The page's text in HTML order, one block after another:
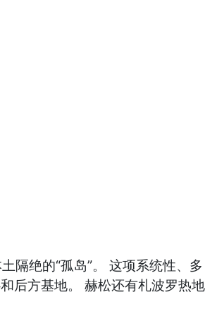
隔绝的“孤岛”。 这项系统性、多
后方基地。 赫松还有札波罗热地